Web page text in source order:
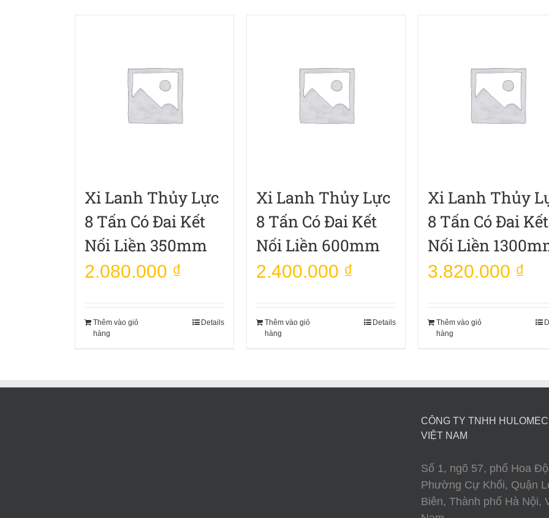
Xi Lanh Thủy Lực
8 Tấn Có Đai Kết
Nối Liền 350mm
2.080.000 ₫
Thêm vào giỏ
hàng
Details
Xi Lanh Thủy Lực
8 Tấn Có Đai Kết
Nối Liền 600mm
2.400.000 ₫
Thêm vào giỏ
hàng
Details
Xi Lanh Thủy
8 Tấn Có Đai Kết
Nối Liền
3.820.000 ₫
Thêm vào giỏ
hàng
CÔNG TY TNHH
VIỆT NAM
Số 1, ngõ 57, phố Hoa
Phường Cự Khối, Quận
Biên, Thành phố Hà Nội,